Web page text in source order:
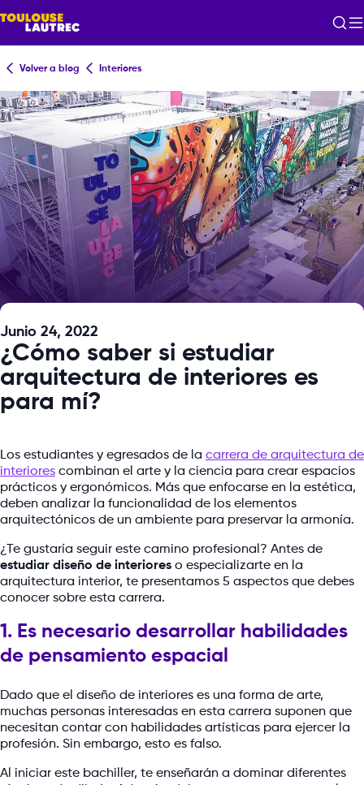
Volver a blog Interiores
Junio 24, 2022
¿Cómo saber si estudiar
arquitectura de interiores es
para mí?
Los estudiantes y egresados de la carrera de arquitectura de
interiores combinan el arte y la ciencia para crear espacios
prácticos y ergonómicos. Más que enfocarse en la estética,
deben analizar la funcionalidad de los elementos
arquitectónicos de un ambiente para preservar la armonía.
¿Te gustaría seguir este camino profesional? Antes de
estudiar diseño de interiores o especializarte en la
arquitectura interior, te presentamos 5 aspectos que debes
conocer sobre esta carrera.
1. Es necesario desarrollar habilidades
de pensamiento espacial
Dado que el diseño de interiores es una forma de arte,
muchas personas interesadas en esta carrera suponen que
necesitan contar con habilidades artísticas para ejercer la
profesión. Sin embargo, esto es falso.
Al iniciar este bachiller, te enseñarán a dominar diferentes